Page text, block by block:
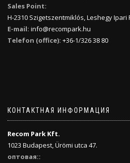
Sales Point:
H-2310 Szigetszentmiklós, Leshegy Ipari
E-mail: info@recompark.hu
Telefon (office): +36-1/326 38 80
КОНТАКТНАЯ ИНФОРМАЦИЯ
Recom Park Kft.
1023 Budapest, Ürömi utca 47.
оптовая::